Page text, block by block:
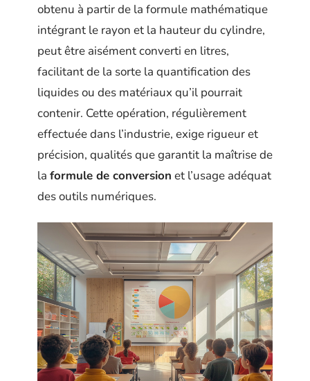
obtenu à partir de la formule mathématique
intégrant le rayon et la hauteur du cylindre,
peut être aisément converti en litres,
facilitant de la sorte la quantification des
liquides ou des matériaux qu’il pourrait
contenir. Cette opération, régulièrement
effectuée dans l’industrie, exige rigueur et
précision, qualités que garantit la maîtrise de
la formule de conversion et l’usage adéquat
des outils numériques.